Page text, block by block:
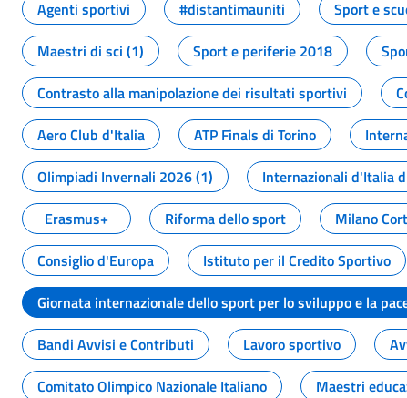
Agenti sportivi
#distantimauniti Sport e
Maestri di sci (1)
Sport e periferie 2018
Contrasto alla manipolazione dei risultati sportivi
Aero Club d'Italia
ATP Finals di Torino
Olimpiadi Invernali 2026 (1)
Internazionali d'Italia
Erasmus+
Riforma dello sport Milano
Consiglio d'Europa
Istituto per il Credito Sportivo
Giornata internazionale dello sport per lo sviluppo e la
Bandi Avvisi e Contributi
Lavoro sportivo
Comitato Olimpico Nazionale Italiano
Maestri